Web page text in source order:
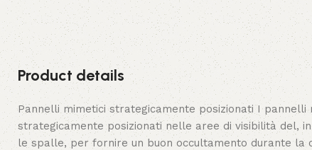
Product details
Pannelli mimetici strategicamente posizionati I pannelli
strategicamente posizionati nelle aree di visibilità del,
le spalle, per fornire un buon occultamento durante la